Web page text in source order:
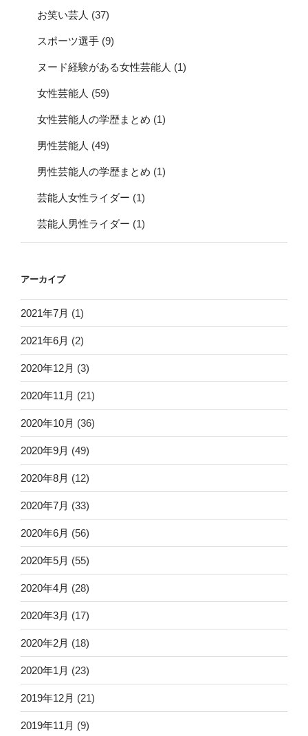
お笑い芸人 (37)
スポーツ選手 (9)
ヌード経験がある女性芸能人 (1)
女性芸能人 (59)
女性芸能人の学歴まとめ (1)
男性芸能人 (49)
男性芸能人の学歴まとめ (1)
芸能人女性ライダー (1)
芸能人男性ライダー (1)
アーカイブ
2021年7月 (1)
2021年6月 (2)
2020年12月 (3)
2020年11月 (21)
2020年10月 (36)
2020年9月 (49)
2020年8月 (12)
2020年7月 (33)
2020年6月 (56)
2020年5月 (55)
2020年4月 (28)
2020年3月 (17)
2020年2月 (18)
2020年1月 (23)
2019年12月 (21)
2019年11月 (9)